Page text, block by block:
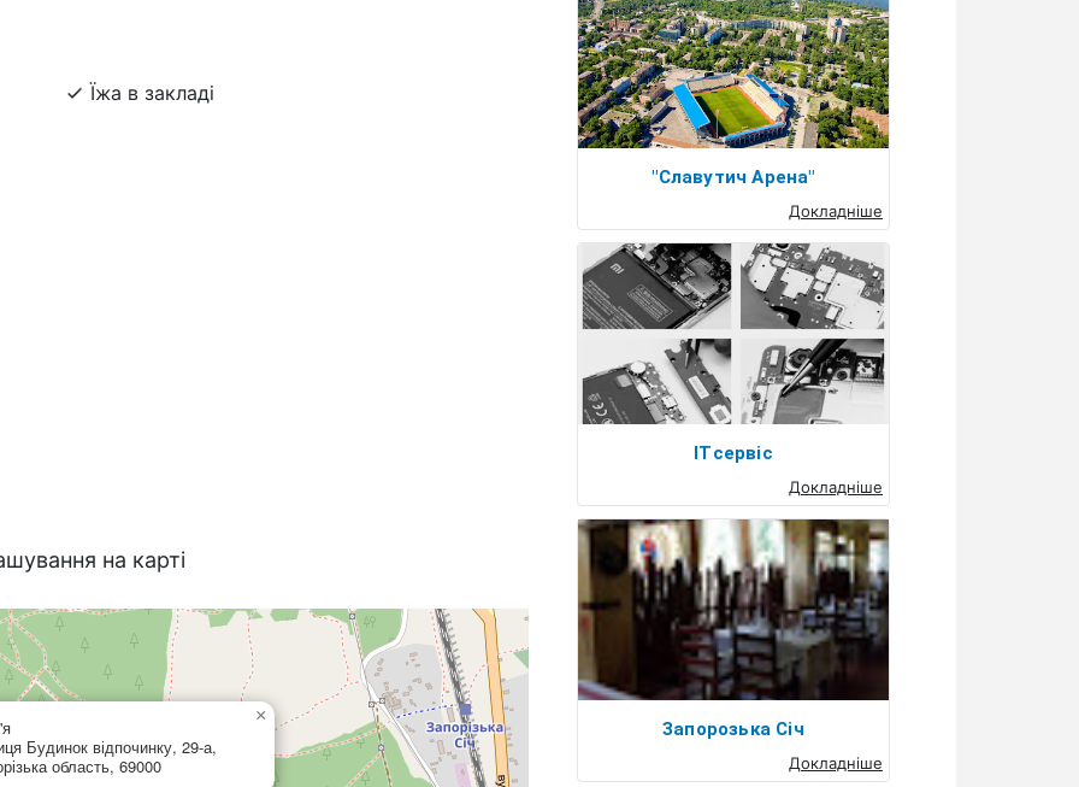
Їжа в закладі
на карті
Будинок відпочинку, 29-а,
область, 69000
×
"Славутич Арена"
Докладніше
ITсервіс
Докладніше
Запорозька Січ
Докладніше